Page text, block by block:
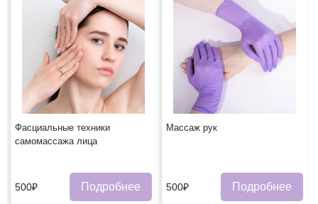
Фасциальные техники
самомассажа лица
500₽ Подробнее
Массаж рук
500₽ Подробнее